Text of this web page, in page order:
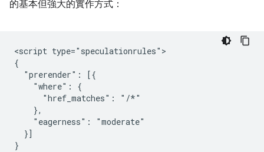
的基本但強大的實作方式：
<script type="speculationrules">
{
  "prerender": [{
    "where": {
      "href_matches": "/*"
    },
    "eagerness": "moderate"
  }]
}